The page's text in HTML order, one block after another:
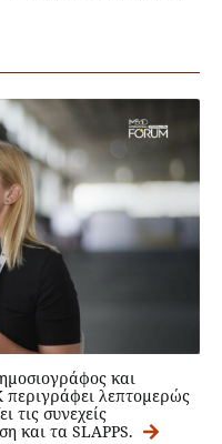
και
περιγράφει λεπτομερώς
τις συνεχείς
και τα SLAPPS.